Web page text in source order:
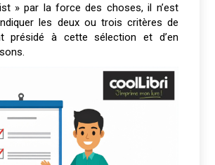
» par la force des choses, il n’est
les deux ou trois critères de
présidé à cette sélection et d’en